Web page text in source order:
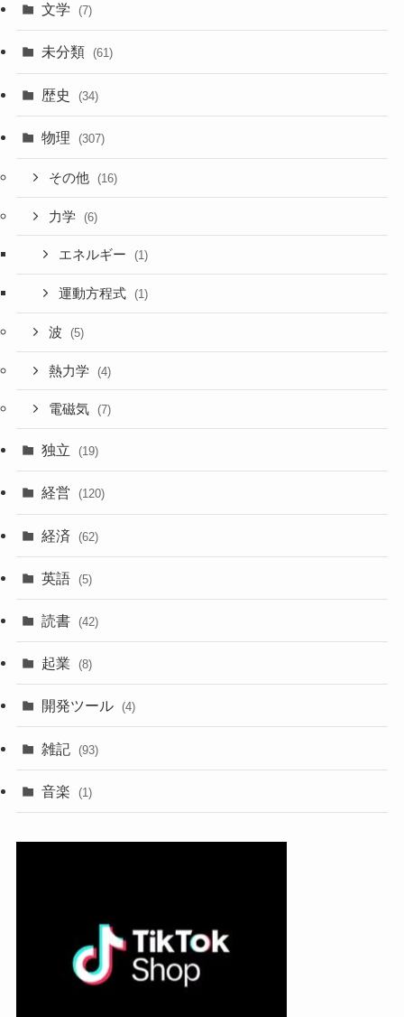
文学 (7)
未分類 (61)
歴史 (34)
物理 (307)
その他 (16)
力学 (6)
エネルギー (1)
運動方程式 (1)
波 (5)
熱力学 (4)
電磁気 (7)
独立 (19)
経営 (120)
経済 (62)
英語 (5)
読書 (42)
起業 (8)
開発ツール (4)
雑記 (93)
音楽 (1)